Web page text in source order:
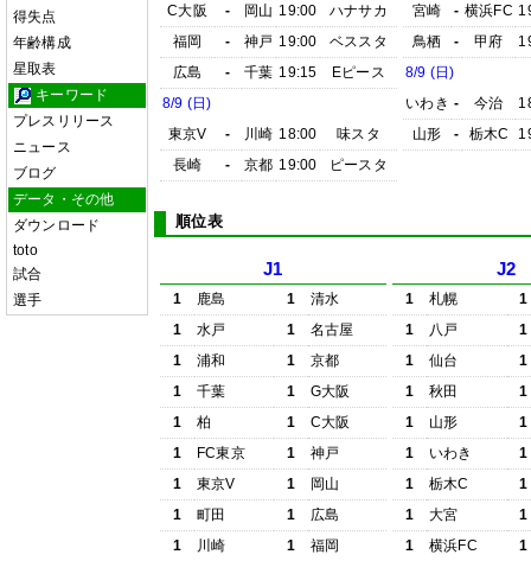
得失点
年齢構成
星取表
キーワード
プレスリリース
ニュース
ブログ
データ・その他
ダウンロード
toto
試合
選手
C大阪
- 岡山 19:00
ハナサカ
福岡
- 神戸 19:00
ベススタ
広島
- 千葉 19:15
Eピース
8/9 (日)
東京V
- 川崎 18:00
味スタ
長崎
- 京都 19:00 ピースタ
宮崎
- 横浜FC
鳥栖
- 甲府
8/9 (日)
いわき - 今治
山形
- 栃木C
順位表
J1
1 鹿島 1
清水
1
水戸 1
名古屋
1
浦和 1
京都
1
千葉 1
G大阪
1
柏 1
C大阪
1
FC東京 1
神戸
1
東京V 1
岡山
1
町田 1
広島
1
川崎 1
福岡
J2
1 札幌
1
1
八戸
1
1
仙台
1
1
秋田
1
1
山形
1
1
いわき
1
1
栃木C
1
1
大宮
1
1
横浜FC
1